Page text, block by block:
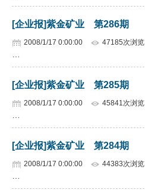
[企业报]紫金矿业 第286期
2008/1/17 0:00:00 47185次浏览
[企业报]紫金矿业 第285期
2008/1/17 0:00:00 45841次浏览
[企业报]紫金矿业 第284期
2008/1/17 0:00:00 44383次浏览